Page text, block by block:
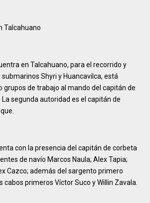
Talcahuano
en Talcahuano, para el recorrido y
Shyri y Huancavilca, está
grupos de trabajo al mando del capitán de
segunda autoridad es el capitán de
con la presencia del capitán de corbeta
de navío Marcos Naula; Alex Tapia;
Cazco; además del sargento primero
cabos primeros Víctor Suco y Willin Zavala.